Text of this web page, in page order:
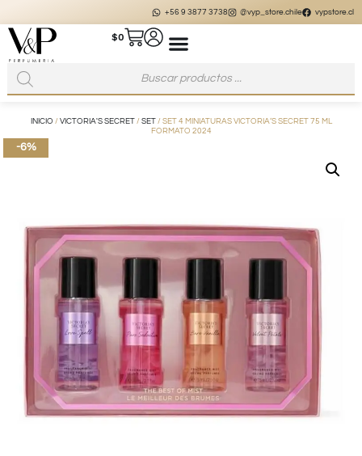
+56 9 3877 3738 @vyp_store.chile vypstore.cl
$0
INICIO / VICTORIA'S SECRET/ SET/ SET 4 MINIATURAS VICTORIA’S SECRET 75 ML
FORMATO 2024
-6%